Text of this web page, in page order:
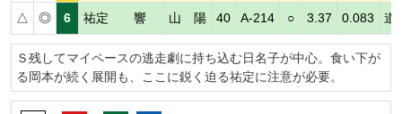
△ ◎ 6 祐定 響 山 陽 40 A-214 ○ 3.37 0.083 道
Ｓ残してマイペースの逃走劇に持ち込む日名子が中心。食い下が
る岡本が続く展開も、ここに鋭く迫る祐定に注意が必要。